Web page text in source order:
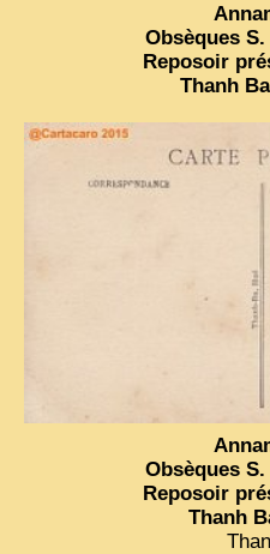
Obsèques
Reposoir
Thanh
Obsèques
Reposoir
Thanh